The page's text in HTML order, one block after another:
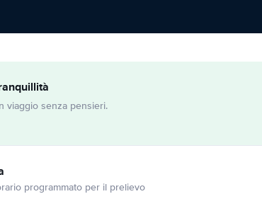
viaggio senza pensieri.
programmato per il prelievo